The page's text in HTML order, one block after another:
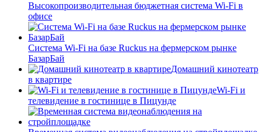
Высокопроизводительная бюджетная система Wi-Fi в
офисе
Система Wi-Fi на базе Ruckus на фермерском рынке
БазарБай
Домашний кинотеатр
в квартире
Wi-Fi и
телевидение в гостинице в Пицунде